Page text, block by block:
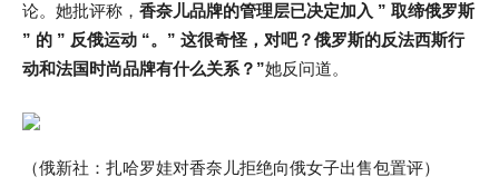
论。她批评称， 香奈儿品牌的管理层已决定加入 ” 取缔俄罗斯
” 的 ” 反俄运动 “。” 这很奇怪，对吧？俄罗斯的反法西斯行
动和法国时尚品牌有什么关系？”她反问道。
（俄新社：扎哈罗娃对香奈儿拒绝向俄女子出售包置评）